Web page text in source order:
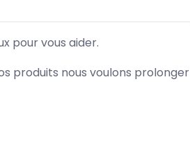
pour vous aider.
produits nous voulons prolonger